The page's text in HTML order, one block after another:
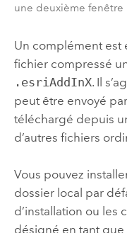
une deuxième
Un complément est
fichier compressé
.esriAddInX. Il
peut être envoyé
téléchargé depuis
d’autres fichiers
Vous pouvez
dossier local par
d’installation ou les
désigné en tant